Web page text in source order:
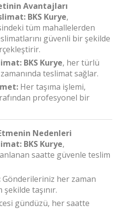
Avantajları
BKS Kurye,
tüm mahallelerden
güvenli bir şekilde
BKS Kurye, her türlü
teslimat sağlar.
Her taşıma işlemi,
profesyonel bir
Nedenleri
BKS Kurye,
saatte güvenle teslim
Gönderileriniz her zaman
taşınır.
gündüzü, her saatte